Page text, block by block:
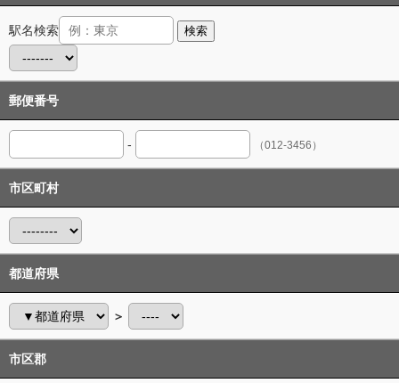
駅名検索 検索
郵便番号
- （012-3456）
市区町村
都道府県
＞
市区郡